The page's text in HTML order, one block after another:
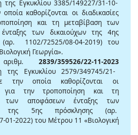
της Εγκυκλίου 3385/149227/31-10-
καθορίζονται οι διαδικασίες
και τη μεταβίβαση των
των δικαιούχων της 4ης
(αρ. 1102/72525/08-04-2019) του
Γεωργία».
2839/359526/22-11-2023
της Εγκυκλίου 2579/349745/21-
την οποία καθορίζονται οι
για την τροποποίηση και τη
των αποφάσεων ένταξης των
της 5ης πρόσκλησης (αρ.
01-2022) του Μέτρου 11 «Βιολογική